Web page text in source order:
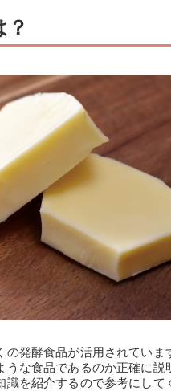
？
の発酵食品が活用されてい
うな食品であるのか正確に
を紹介するので参考にして